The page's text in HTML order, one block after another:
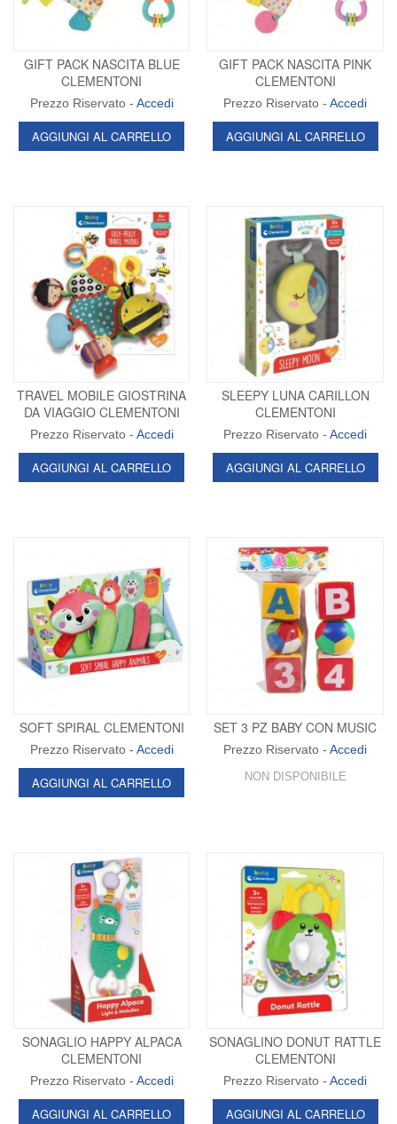
GIFT PACK NASCITA BLUE
CLEMENTONI
Prezzo Riservato - Accedi
AGGIUNGI AL CARRELLO
GIFT PACK NASCITA PINK
CLEMENTONI
Prezzo Riservato -Accedi
AGGIUNGI AL CARRELLO
TRAVEL MOBILE GIOSTRINA
DA VIAGGIO CLEMENTONI
Prezzo Riservato - Accedi
AGGIUNGI AL CARRELLO
SLEEPY LUNA CARILLON
CLEMENTONI
Prezzo Riservato -Accedi
AGGIUNGI AL CARRELLO
SOFT SPIRAL CLEMENTONI
Prezzo Riservato - Accedi
AGGIUNGI AL CARRELLO
SET 3 PZ BABY CON MUSIC
Prezzo Riservato -Accedi
NON DISPONIBILE
SONAGLIO HAPPY ALPACA
CLEMENTONI
Prezzo Riservato - Accedi
AGGIUNGI AL CARRELLO
SONAGLINO DONUT RATTLE
CLEMENTONI
Prezzo Riservato -Accedi
AGGIUNGI AL CARRELLO